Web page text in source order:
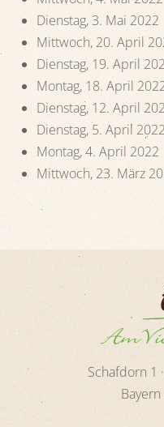
Dienstag, 3. Mai 2022
Mittwoch, 20. April
Dienstag, 19. April
Montag, 18. April
Dienstag, 12. April
Dienstag, 5. April 2022
Montag, 4. April 2022
Mittwoch, 23. März
Schafdorn 1 ·